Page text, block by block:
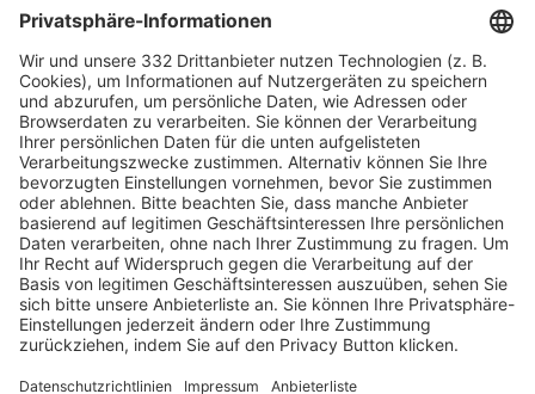
HÄUFIG BESUCHTE SEITEN
Pässe und Vereinswechsel
Trainerausbildung
Schulungsangebot Vereinsmitarbeiter
BFV-Geschäftsstellen
Trainerbörse
Login SpielPlus
FOLGE DEM BFV